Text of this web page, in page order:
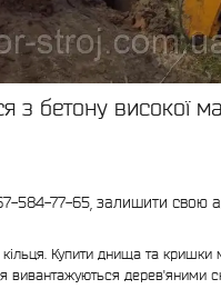
з бетону високої
584-77-65, залишити свою
Купити днища та
вивантажуються